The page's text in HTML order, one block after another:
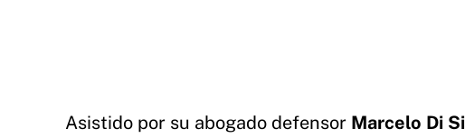
Asistido por su abogado defensor Marcelo Di